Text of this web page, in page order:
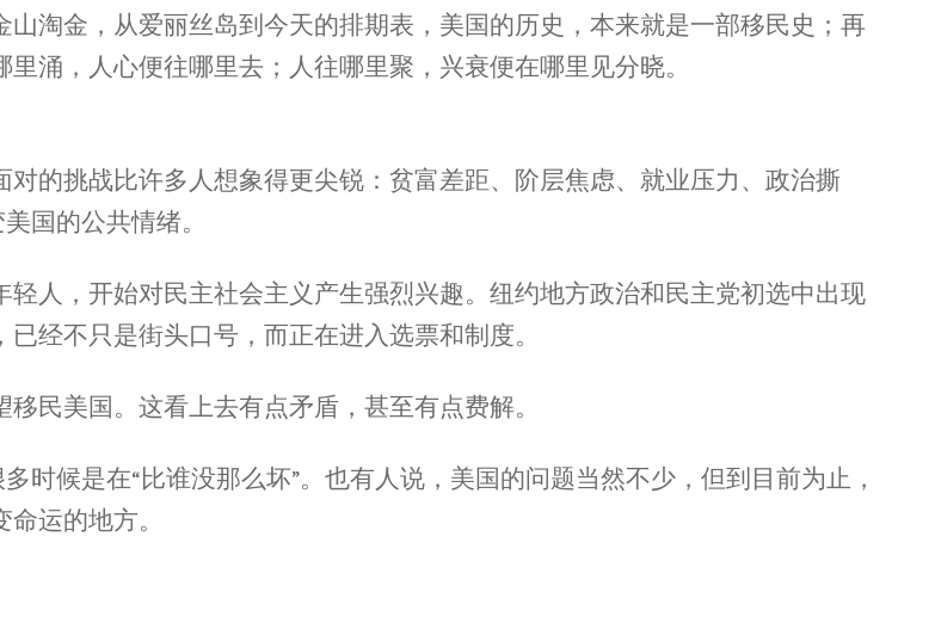
淘金，从爱丽丝岛到今天的排期表，美国的历史，本来就是一部移民史；再
涌，人心便往哪里去；人往哪里聚，兴衰便在哪里见分晓。
的挑战比许多人想象得更尖锐：贫富差距、阶层焦虑、就业压力、政治撕
国的公共情绪。
人，开始对民主社会主义产生强烈兴趣。纽约地方政治和民主党初选中出现
经不只是街头口号，而正在进入选票和制度。
民美国。这看上去有点矛盾，甚至有点费解。
时候是在“比谁没那么坏”。也有人说，美国的问题当然不少，但到目前为止，
运的地方。